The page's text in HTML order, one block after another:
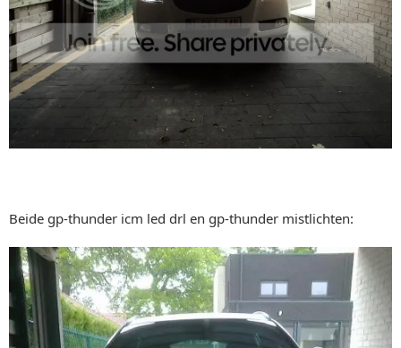
Beide gp-thunder icm led drl en gp-thunder mistlichten: